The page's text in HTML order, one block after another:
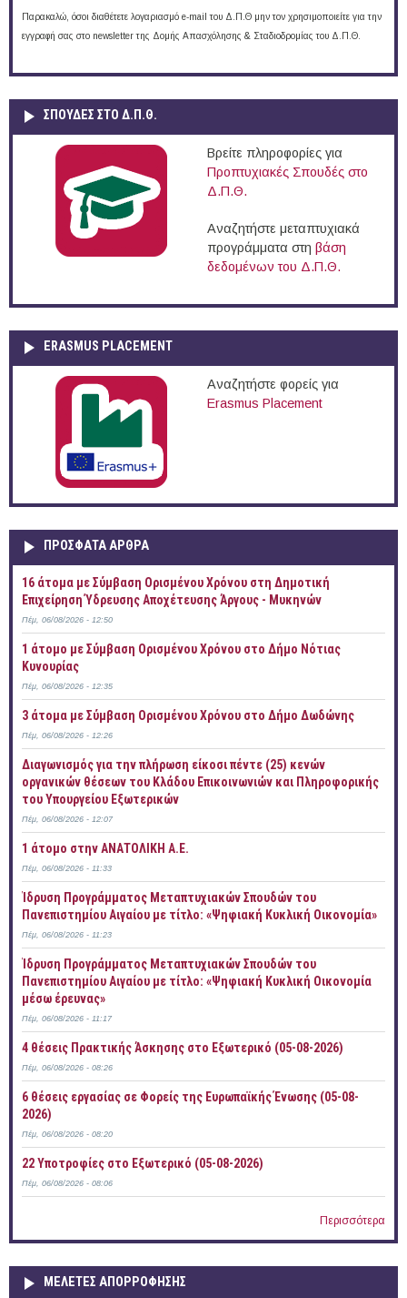
Παρακαλώ, όσοι διαθέτετε λογαριασμό e-mail του Δ.Π.Θ μην τον χρησιμοποιείτε για την
εγγραφή σας στο newsletter της Δομής Απασχόλησης & Σταδιοδρομίας του Δ.Π.Θ.
ΣΠΟΥΔΈΣ ΣΤΟ Δ.Π.Θ.
Βρείτε πληροφορίες για
Προπτυχιακές Σπουδές στο
Δ.Π.Θ.
Αναζητήστε μεταπτυχιακά
προγράμματα στη βάση
δεδομένων του Δ.Π.Θ.
ERASMUS PLACEMENT
Αναζητήστε φορείς για
Erasmus Placement
ΠΡOΣΦΑΤΑ AΡΘΡΑ
16 άτομα με Σύμβαση Ορισμένου Χρόνου στη Δημοτική
Επιχείρηση Ύδρευσης Αποχέτευσης Άργους - Μυκηνών
Πέμ, 06/08/2026 - 12:50
1 άτομο με Σύμβαση Ορισμένου Χρόνου στο Δήμο Νότιας
Κυνουρίας
Πέμ, 06/08/2026 - 12:35
3 άτομα με Σύμβαση Ορισμένου Χρόνου στο Δήμο Δωδώνης
Πέμ, 06/08/2026 - 12:26
Διαγωνισμός για την πλήρωση είκοσι πέντε (25) κενών
οργανικών θέσεων του Κλάδου Επικοινωνιών και Πληροφορικής
του Υπουργείου Εξωτερικών
Πέμ, 06/08/2026 - 12:07
1 άτομο στην ΑΝΑΤΟΛΙΚΗ Α.Ε.
Πέμ, 06/08/2026 - 11:33
Ίδρυση Προγράμματος Μεταπτυχιακών Σπουδών του
Πανεπιστημίου Αιγαίου με τίτλο: «Ψηφιακή Κυκλική Οικονομία»
Πέμ, 06/08/2026 - 11:23
Ίδρυση Προγράμματος Μεταπτυχιακών Σπουδών του
Πανεπιστημίου Αιγαίου με τίτλο: «Ψηφιακή Κυκλική Οικονομία
μέσω έρευνας»
Πέμ, 06/08/2026 - 11:17
4 θέσεις Πρακτικής Άσκησης στο Εξωτερικό (05-08-2026)
Πέμ, 06/08/2026 - 08:26
6 θέσεις εργασίας σε Φορείς της Ευρωπαϊκής Ένωσης (05-08-
2026)
Πέμ, 06/08/2026 - 08:20
22 Υποτροφίες στο Εξωτερικό (05-08-2026)
Πέμ, 06/08/2026 - 08:06
Περισσότερα
ΜΕΛΕΤΕΣ ΑΠΟΡΡΟΦΗΣΗΣ